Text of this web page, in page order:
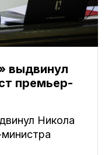
выдвинул
премьер-
Никола